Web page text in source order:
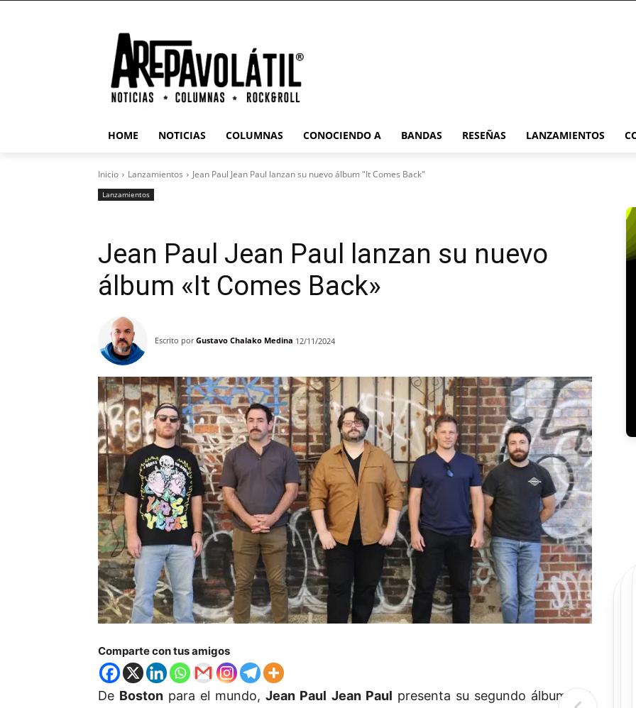
HOME NOTICIAS COLUMNAS CONOCIENDO A BANDAS RESEÑAS LANZAMIENTOS
Inicio Lanzamientos Jean Paul Jean Paul lanzan su nuevo álbum "It Comes Back"
Lanzamientos
Jean Paul Jean Paul lanzan su nuevo
álbum «It Comes Back»
Escrito por Gustavo Chalako Medina 12/11/2024
Comparte con tus amigos
De Boston para el mundo,Jean Paul Jean Paul presenta su segundo álbum,
«It